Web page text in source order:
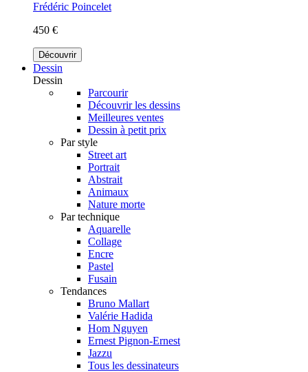
Frédéric Poincelet
450 €
Découvrir
Dessin
Dessin
Parcourir
Découvrir les dessins
Meilleures ventes
Dessin à petit prix
Par style
Street art
Portrait
Abstrait
Animaux
Nature morte
Par technique
Aquarelle
Collage
Encre
Pastel
Fusain
Tendances
Bruno Mallart
Valérie Hadida
Hom Nguyen
Ernest Pignon-Ernest
Jazzu
Tous les dessinateurs